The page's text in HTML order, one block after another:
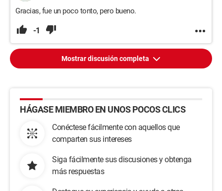
Gracias, fue un poco tonto, pero bueno.
-1
Mostrar discusión completa
HÁGASE MIEMBRO EN UNOS POCOS CLICS
Conéctese fácilmente con aquellos que
comparten sus intereses
Siga fácilmente sus discusiones y obtenga
más respuestas